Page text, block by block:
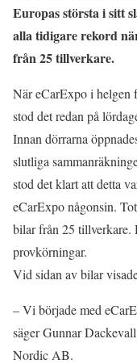
Europas största i sitt
alla tidigare rekord
från 25 tillverkare.
När eCarExpo i helgen
stod det redan på
Innan dörrarna
slutliga
stod det klart att detta
eCarExpo någonsin.
bilar från 25 tillverkare.
provkörningar.
Vid sidan av bilar
– Vi började med
säger Gunnar
Nordic AB.